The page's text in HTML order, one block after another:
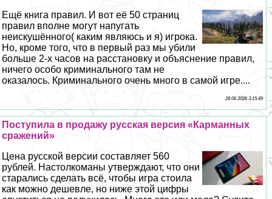
Ещё книга правил. И вот её 50 страниц
правил вполне могут напугать
неискушённого( каким являюсь и я) игрока.
Но, кроме того, что в первый раз мы убили
больше 2-х часов на расстановку и объяснение правил,
ничего особо криминального там не
оказалось. Криминального очень много в самой игре....
28 06 2026 3:15:49
Поступила в продажу русская версия «Карманных
сражений»
Цена русской версии составляет 560
рублей. Настолкоманы утверждают, что они
старались сделать всё, чтобы игра стоила
как можно дешевле, но ниже этой цифры